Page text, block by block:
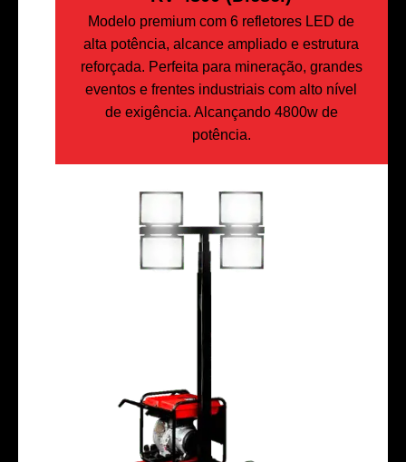
Modelo premium com 6 refletores LED de
alta potência, alcance ampliado e estrutura
reforçada. Perfeita para mineração, grandes
eventos e frentes industriais com alto nível
de exigência. Alcançando 4800w de
potência.